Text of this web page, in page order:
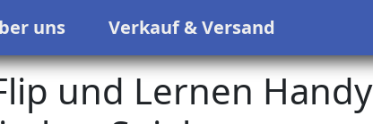
uns Verkauf & Versand
und Lernen Handy